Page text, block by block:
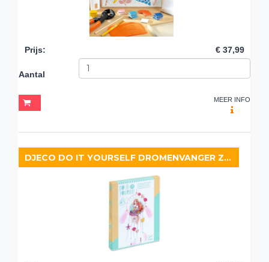
Prijs: € 37,99
Aantal
MEER INFO
DJECO DO IT YOURSELF DROMENVANGER ZEEMEERMIN